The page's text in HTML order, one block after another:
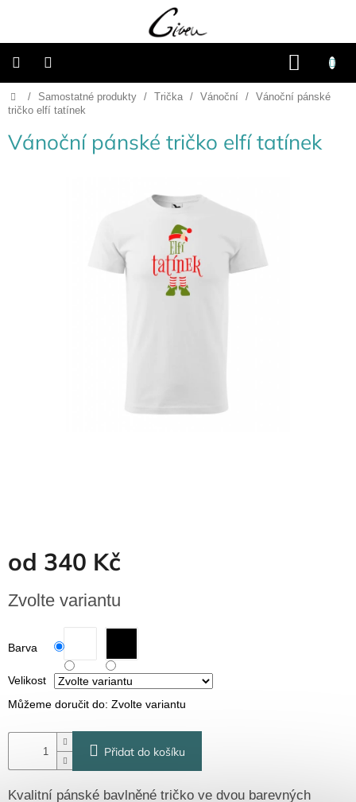
KOŠÍK
Připravené
dárkové
Vánoce
Domů
/ Samostatné produkty / Trička / Vánoční /
Vánoční pánské
tričko elfí tatínek
Vánoční pánské tričko elfí tatínek
od 340 Kč
cena:
Zvolte variantu
Barva
Velikost
Můžeme doručit do: Zvolte variantu
Přidat do košíku
Kvalitní pánské bavlněné tričko ve dvou barevných